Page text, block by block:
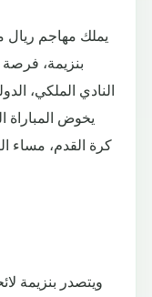
يملك مهاجم ريال
بنزيمة،
النادي الملكي،
يخوض المباراة
كرة القدم، مساء
ويتصدر بنزيمة